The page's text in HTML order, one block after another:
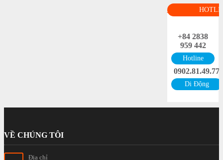
+84 2838
959 442
Hotline
0902.81.49.77
Di Động
VỀ CHÚNG TÔI
Địa chỉ